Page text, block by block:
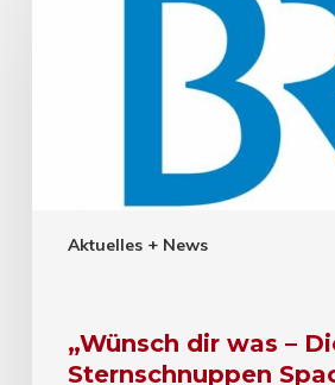
Aktuelles + News
„Wünsch dir was –
Sternschnuppen